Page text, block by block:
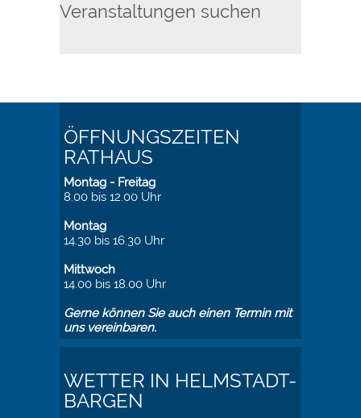
Veranstaltungen suchen
ÖFFNUNGSZEITEN
RATHAUS
Montag - Freitag
8.00 bis 12.00 Uhr
Montag
14.30 bis 16.30 Uhr
Mittwoch
14.00 bis 18.00 Uhr
Gerne können Sie auch einen Termin mit
uns vereinbaren.
WETTER IN HELMSTADT-
BARGEN